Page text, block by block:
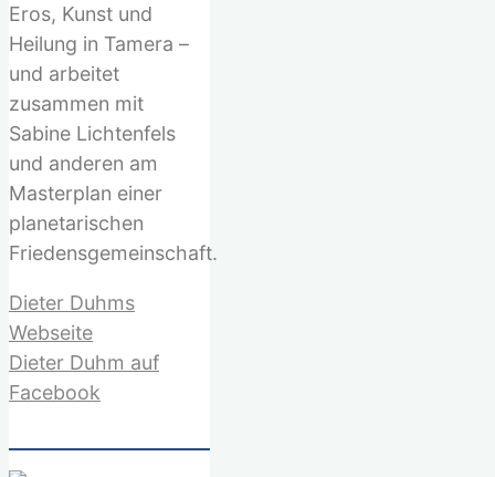
Eros, Kunst und
Heilung in Tamera –
und arbeitet
zusammen mit
Sabine Lichtenfels
und anderen am
Masterplan einer
planetarischen
Friedensgemeinschaft.
Dieter Duhms
Webseite
Dieter Duhm auf
Facebook